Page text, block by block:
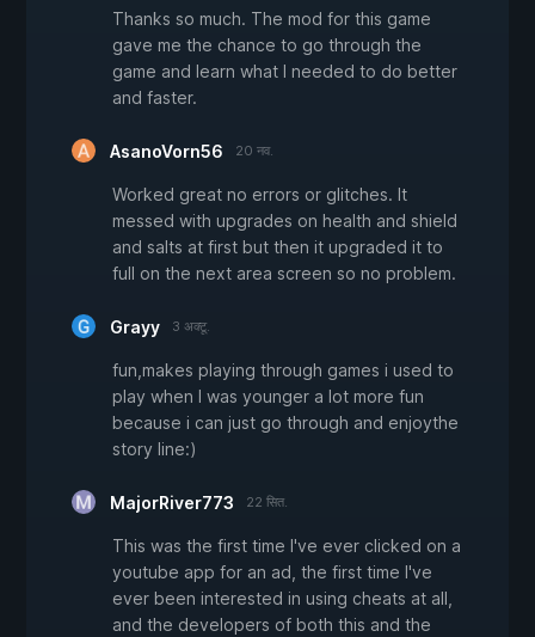
Thanks so much. The mod for this game
gave me the chance to go through the
game and learn what I needed to do better
and faster.
AsanoVorn56 20 नव.
Worked great no errors or glitches. It
messed with upgrades on health and shield
and salts at first but then it upgraded it to
full on the next area screen so no problem.
Grayy 3 अक्टू.
fun,makes playing through games i used to
play when I was younger a lot more fun
because i can just go through and enjoythe
story line:)
MajorRiver773 22 सित.
This was the first time I've ever clicked on a
youtube app for an ad, the first time I've
ever been interested in using cheats at all,
and the developers of both this and the